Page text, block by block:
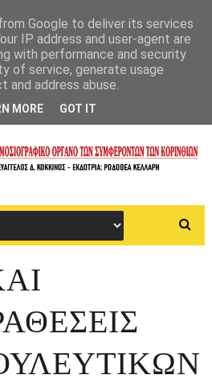
Google to deliver its services
IP address and user-agent are
with performance and security
of service, generate usage
address abuse.
MORE GOT IT